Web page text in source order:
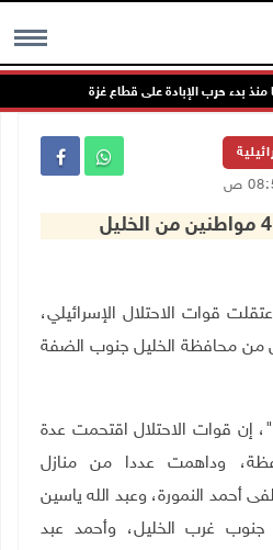
MENU
4-2024 وفا- اعتقلت قوات الاحتلال الإسرائيلي،
من محافظة الخليل جنوب الضفة
إن قوات الاحتلال اقتحمت عدة
وداهمت عددا من منازل
أحمد النمورة، وعبد الله ياسين
جنوب غرب الخليل، وأحمد عبد